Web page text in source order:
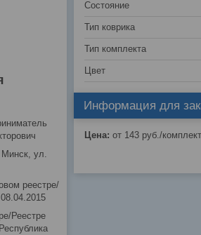
Состояние
Тип коврика
Тип комплекта
Цвет
Информация для
Цена: от 143 руб./комплект
Минск, ул.
реестре/
Реестре